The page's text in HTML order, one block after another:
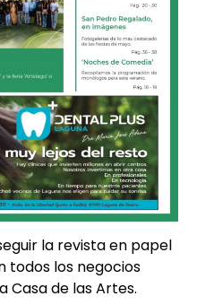
la revista en papel
todos los negocios
Casa de las Artes.